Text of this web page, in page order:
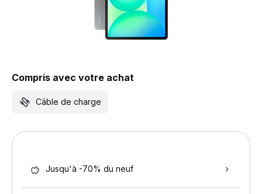
Compris avec votre achat
Câble de charge
Jusqu'à -70% du neuf